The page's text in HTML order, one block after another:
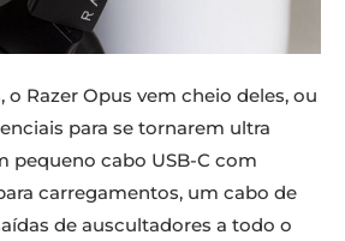
o Razer Opus vem cheio deles, ou
para se tornarem ultra
pequeno cabo USB-C com
carregamentos, um cabo de
de auscultadores a todo o